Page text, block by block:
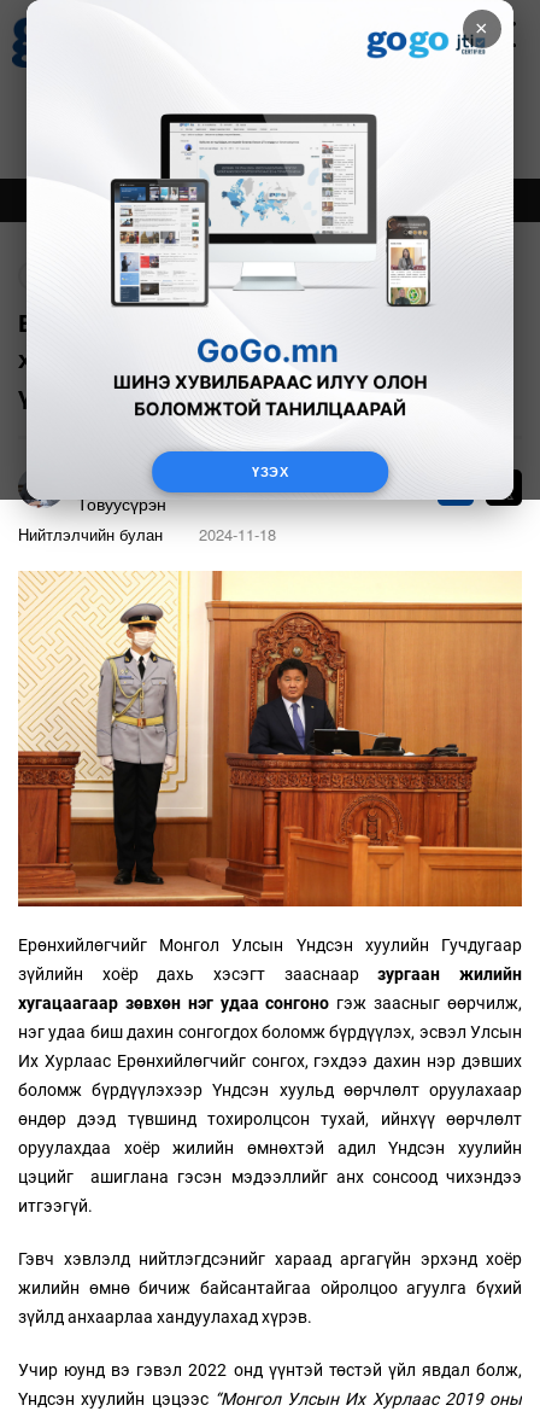
×
ҮЗЭХ
Зурхай
8.07
Онцлох Шинэ
Ерөнхийлөгчийг сонгох Үндсэн
хуулийн зохицуулалтыг өөрчилнө гэв
үү?
Судлаач Цэдэвийн
Товуусүрэн
Нийтлэлчийн булан 2024-11-18
Ерөнхийлөгчийг Монгол Улсын Үндсэн хуулийн Гучдугаар
зүйлийн хоёр дахь хэсэгт зааснаарзургаан жилийн
хугацаагаар зөвхөн нэг удаа сонгоно гэж заасныг өөрчилж,
нэг удаа биш дахин сонгогдох боломж бүрдүүлэх, эсвэл Улсын
Их Хурлаас Ерөнхийлөгчийг сонгох, гэхдээ дахин нэр дэвших
боломж бүрдүүлэхээр Үндсэн хуульд өөрчлөлт оруулахаар
өндөр дээд түвшинд тохиролцсон тухай, ийнхүү өөрчлөлт
оруулахдаа хоёр жилийн өмнөхтэй адил Үндсэн хуулийн
цэцийг ашиглана гэсэн мэдээллийг анх сонсоод чихэндээ
итгээгүй.
Гэвч хэвлэлд нийтлэгдсэнийг хараад аргагүйн эрхэнд хоёр
жилийн өмнө бичиж байсантайгаа ойролцоо агуулга бүхий
зүйлд анхаарлаа хандуулахад хүрэв.
Учир юунд вэ гэвэл 2022 онд үүнтэй төстэй үйл явдал болж,
Үндсэн хуулийн цэцээс “Монгол Улсын Их Хурлаас 2019 оны